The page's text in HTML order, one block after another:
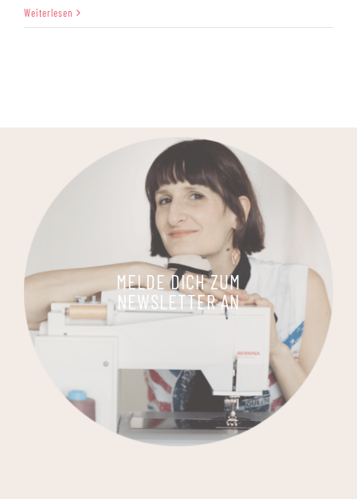
Weiterlesen
MELDE DICH ZUM
NEWSLETTER AN